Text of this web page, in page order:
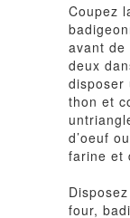
Coupez
avant
deux
disposer
thon et
d’oeuf
farine et
four,